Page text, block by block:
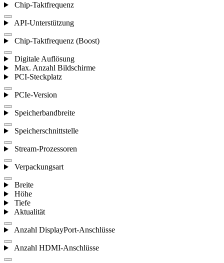
Chip-Taktfrequenz
API-Unterstützung
Chip-Taktfrequenz (Boost)
Digitale Auflösung
Max. Anzahl Bildschirme
PCI-Steckplatz
PCIe-Version
Speicherbandbreite
Speicherschnittstelle
Stream-Prozessoren
Verpackungsart
Breite
Höhe
Tiefe
Aktualität
Anzahl DisplayPort-Anschlüsse
Anzahl HDMI-Anschlüsse